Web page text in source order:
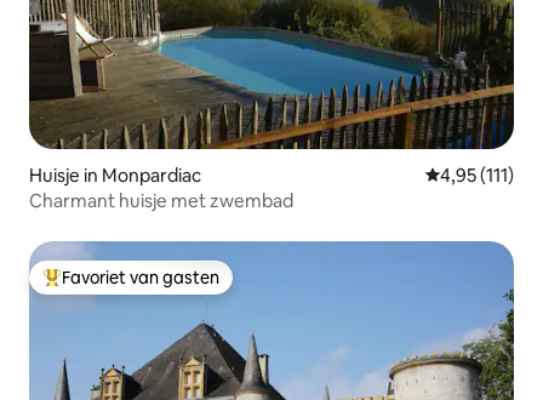
Huisje in Monpardiac Gemiddelde
4,95 (111)
Charmant huisje met zwembad
Topfavoriet van gasten
Favoriet van gasten